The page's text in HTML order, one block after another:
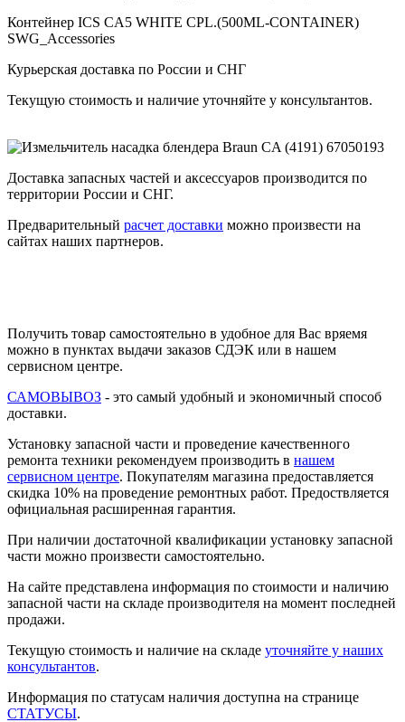
Контейнер ICS CA5 WHITE CPL.(500ML-CONTAINER)
SWG_Accessories
Курьерская доставка по России и СНГ
Текущую стоимость и наличие уточняйте у консультантов.
Доставка запасных частей и аксессуаров производится по
территории России и СНГ.
Предварительный расчет доставки можно произвести на
сайтах наших партнеров.
Получить товар самостоятельно в удобное для Вас вряемя
можно в пунктах выдачи заказов СДЭК или в нашем
сервисном центре.
САМОВЫВОЗ - это самый удобный и экономичный способ
доставки.
Установку запасной части и проведение качественного
ремонта техники рекомендуем производить в нашем
сервисном центре. Покупателям магазина предоставляется
скидка 10% на проведение ремонтных работ. Предоствляется
официальная расширенная гарантия.
При наличии достаточной квалификации установку запасной
части можно произвести самостоятельно.
На сайте представлена информация по стоимости и наличию
запасной части на складе производителя на момент последней
продажи.
Текущую стоимость и наличие на складе уточняйте у наших
консультантов.
Информация по статусам наличия доступна на странице
СТАТУСЫ.